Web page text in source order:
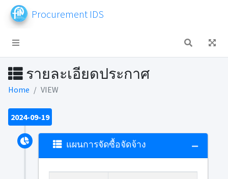
Procurement IDS
รายละเอียดประกาศ
Home VIEW
2024-09-19
แผนการจัดซื้อจัดจ้าง